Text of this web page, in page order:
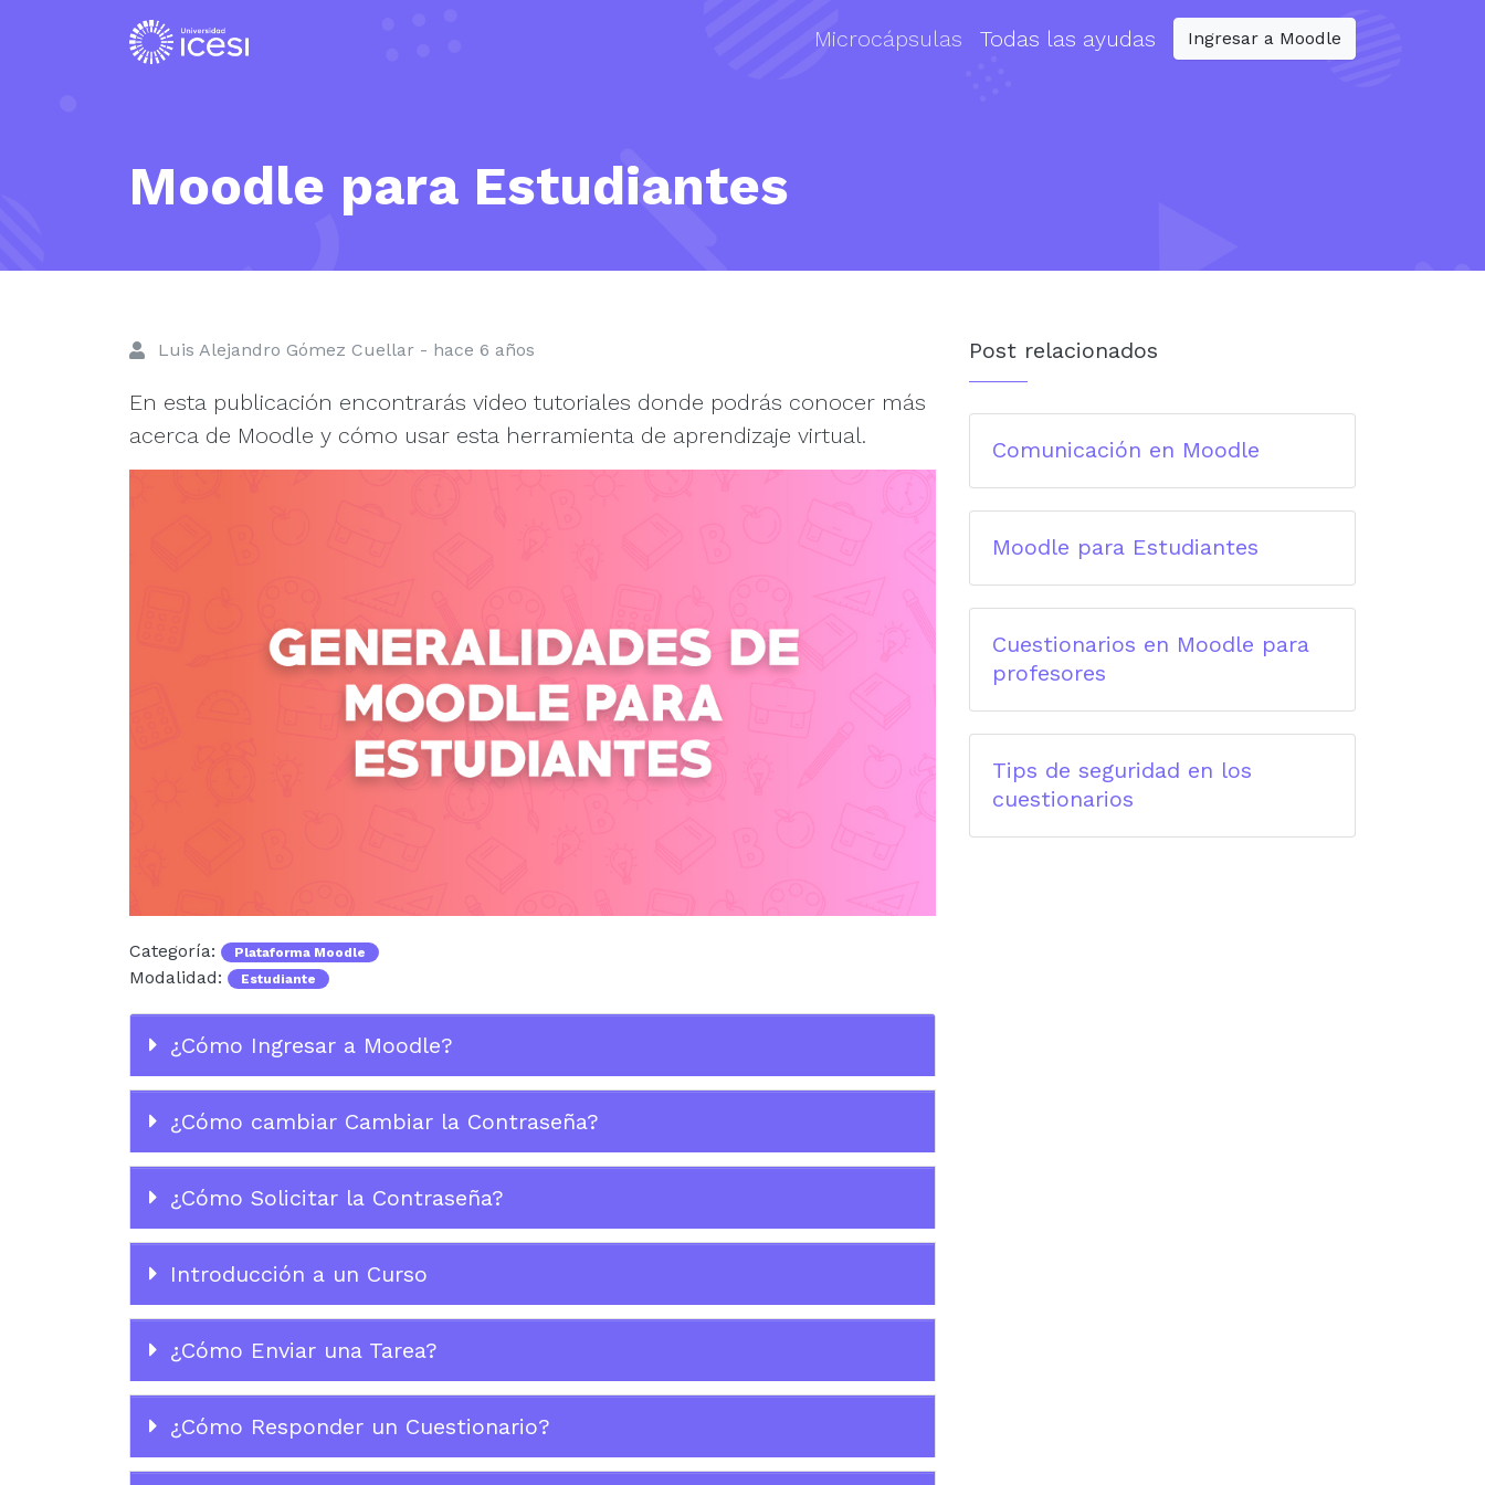
Microcápsulas Todas las ayudas Ingresar a Moodle
Moodle para Estudiantes
Luis Alejandro Gómez Cuellar - hace 6 años
En esta publicación encontrarás video tutoriales donde podrás conocer más
acerca de Moodle y cómo usar esta herramienta de aprendizaje virtual.
Categoría: Plataforma Moodle
Modalidad: Estudiante
¿Cómo Ingresar a Moodle?
¿Cómo cambiar Cambiar la Contraseña?
¿Cómo Solicitar la Contraseña?
Introducción a un Curso
¿Cómo Enviar una Tarea?
¿Cómo Responder un Cuestionario?
Post relacionados
Comunicación en Moodle
Moodle para Estudiantes
Cuestionarios en Moodle para
profesores
Tips de seguridad en los
cuestionarios